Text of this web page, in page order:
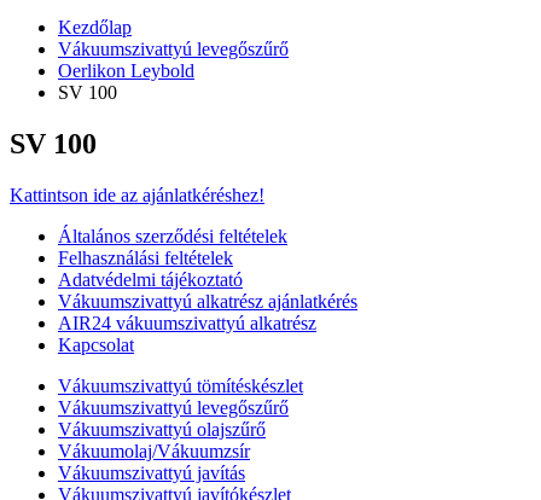
Kezdőlap
Vákuumszivattyú levegőszűrő
Oerlikon Leybold
SV 100
SV 100
Kattintson ide az ajánlatkéréshez!
Általános szerződési feltételek
Felhasználási feltételek
Adatvédelmi tájékoztató
Vákuumszivattyú alkatrész ajánlatkérés
AIR24 vákuumszivattyú alkatrész
Kapcsolat
Vákuumszivattyú tömítéskészlet
Vákuumszivattyú levegőszűrő
Vákuumszivattyú olajszűrő
Vákuumolaj/Vákuumzsír
Vákuumszivattyú javítás
Vákuumszivattyú javítókészlet